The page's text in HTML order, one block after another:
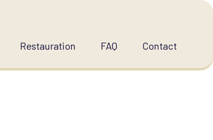
Restauration FAQ Contact